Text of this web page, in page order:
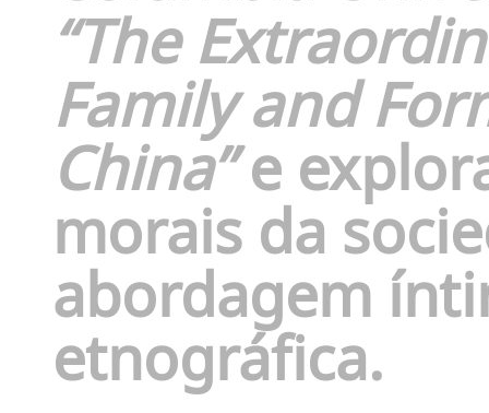
“The
Family and
China”e
morais da
abordagem
etnográfica.